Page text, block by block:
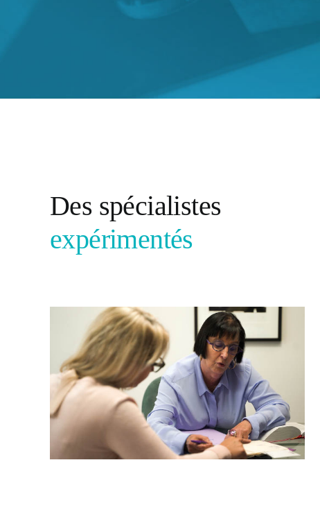
Des spécialistes
expérimentés